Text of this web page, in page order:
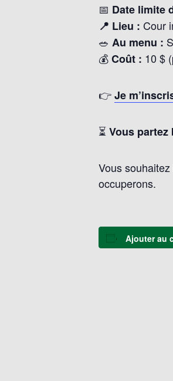
📅 Date limite
📍 Lieu : Cour
🥗 Au menu :
💰Coût : 10 $
👉Je
⏳Vous
Vous
occuperons.
Ajouter au